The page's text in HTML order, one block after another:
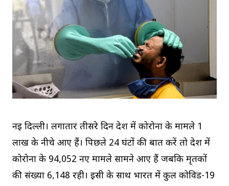
नई दिल्ली। लगातार तीसरे दिन देश में कोरोना के मामले 1
लाख के नीचे आए हैं। पिछले 24 घंटों की बात करें तो देश में
कोरोना के 94,052 नए मामले सामने आए हैं जबकि मृतकों
की संख्या 6,148 रही। इसी के साथ भारत में कुल कोविड-19